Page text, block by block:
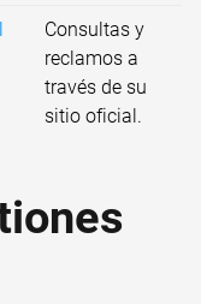
Consultas y
reclamos a
través de su
sitio oficial.